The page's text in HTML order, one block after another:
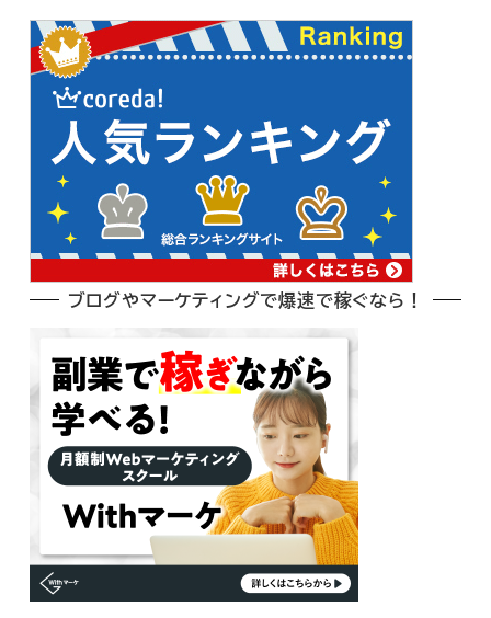
ブログやマーケティングで爆速で稼ぐなら！